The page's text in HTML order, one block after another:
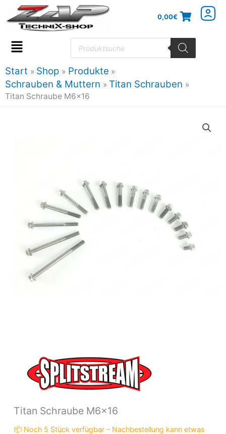
Inhalt
springen
0,00€
Flyout
Menu
Products
search
Start Shop
Produkte
Schrauben & Muttern
Titan Schrauben
Titan Schraube M6x16
Titan Schraube M6x16
📦 Noch 5 Stück verfügbar – Nachbestellung kann etwas